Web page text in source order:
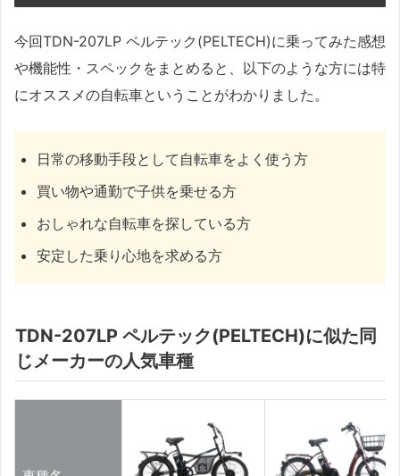
今回TDN-207LP ペルテック(PELTECH)に乗ってみた感想
や機能性・スペックをまとめると、以下のような方には特
にオススメの自転車ということがわかりました。
日常の移動手段として自転車をよく使う方
買い物や通勤で子供を乗せる方
おしゃれな自転車を探している方
安定した乗り心地を求める方
TDN-207LP ペルテック(PELTECH)に似た同
じメーカーの人気車種